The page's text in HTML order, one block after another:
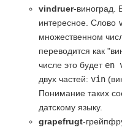
vindruer-виноград.
интересное. Слово
множественном
переводится как
числе это будет en
двух частей: vin
Понимание таких
датскому языку.
grapefrugt-